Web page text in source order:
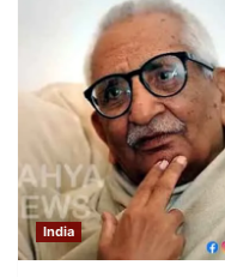
India